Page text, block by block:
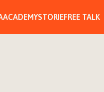
ACADEMYSTORIEFREE TALK